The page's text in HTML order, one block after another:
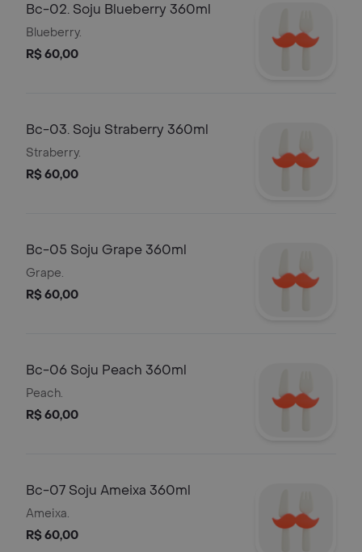
Bc-02. Soju Blueberry 360ml
Blueberry.
R$ 60,00
Bc-03. Soju Straberry 360ml
Straberry.
R$ 60,00
Bc-05 Soju Grape 360ml
Grape.
R$ 60,00
Bc-06 Soju Peach 360ml
Peach.
R$ 60,00
Bc-07 Soju Ameixa 360ml
Ameixa.
R$ 60,00